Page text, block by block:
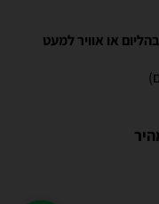
או אוויר למעט